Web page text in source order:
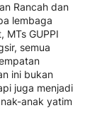
Rancah dan
lembaga
MTs GUPPI
semua
ini bukan
juga menjadi
anak yatim